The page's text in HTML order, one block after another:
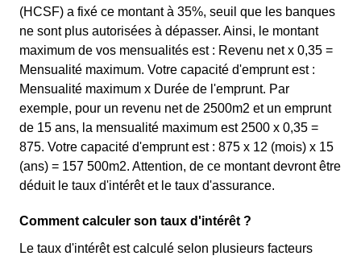
(HCSF) a fixé ce montant à 35%, seuil que les banques
ne sont plus autorisées à dépasser. Ainsi, le montant
maximum de vos mensualités est : Revenu net x 0,35 =
Mensualité maximum. Votre capacité d'emprunt est :
Mensualité maximum x Durée de l'emprunt. Par
exemple, pour un revenu net de 2500m2 et un emprunt
de 15 ans, la mensualité maximum est 2500 x 0,35 =
875. Votre capacité d'emprunt est : 875 x 12 (mois) x 15
(ans) = 157 500m2. Attention, de ce montant devront être
déduit le taux d'intérêt et le taux d'assurance.
Comment calculer son taux d'intérêt ?
Le taux d'intérêt est calculé selon plusieurs facteurs